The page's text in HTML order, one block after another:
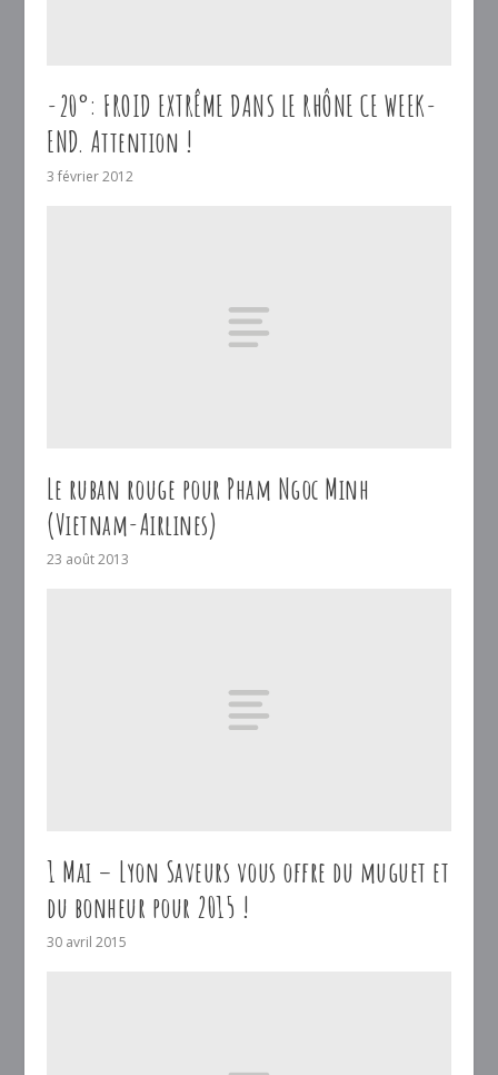
-20°: FROID EXTRÊME DANS LE RHÔNE CE WEEK-
END. Attention !
3 février 2012
Le ruban rouge pour Pham Ngoc Minh
(Vietnam-Airlines)
23 août 2013
1 Mai – Lyon Saveurs vous offre du muguet et
du bonheur pour 2015 !
30 avril 2015